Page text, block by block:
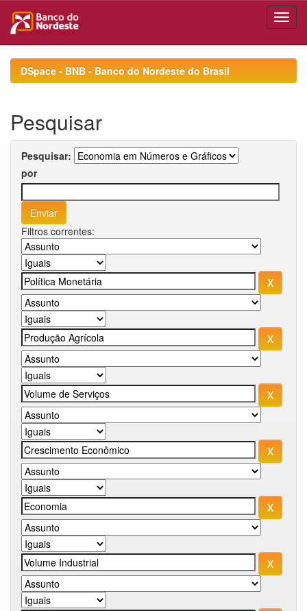
navigationDSpace - BNB - Banco do Nordeste do Brasil
Pesquisar
Pesquisar:
por
Filtros correntes: